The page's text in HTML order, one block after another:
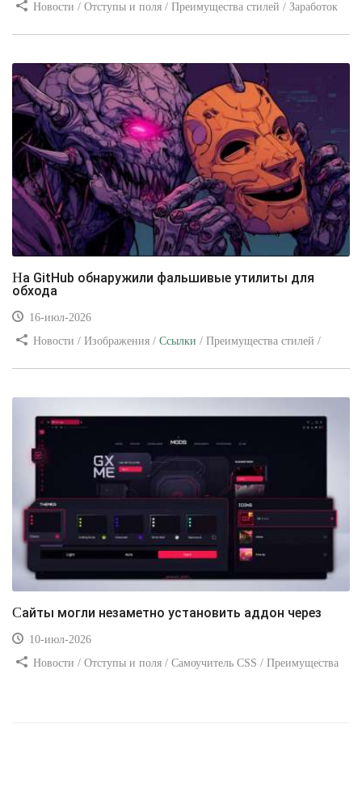
Новости / Отступы и поля / Преимущества стилей / Заработок
На GitHub обнаружили фальшивые утилиты для
обхода
16-июл-2026
Новости / Изображения / Ссылки / Преимущества стилей /
Сайты могли незаметно установить аддон через
10-июл-2026
Новости / Отступы и поля / Самоучитель CSS / Преимущества